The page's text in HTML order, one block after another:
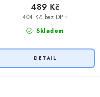
Skladem
404 Kč bez DPH
489 Kč